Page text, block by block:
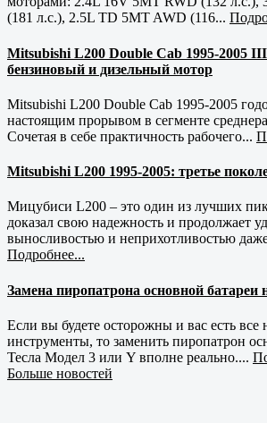
(181 л.с.), 2.5L TD 5MT AWD (116...
Mitsubishi L200 Double Cab 1995-2005
бензиновый и дизельный мотор
Mitsubishi L200 Double Cab 1995-2005
настоящим прорывом в сегменте
Сочетая в себе практичность рабочего...
Mitsubishi L200 1995-2005: третье
Мицубиси L200 – это один из лучших
доказал свою надежность и продолжает
выносливостью и неприхотливостью
Подробнее...
Замена пиропатрона основной батареи
Если вы будете осторожны и вас есть все
инструменты, то заменить пиропатрон
Тесла Модел 3 или Y вполне реально....
Больше новостей